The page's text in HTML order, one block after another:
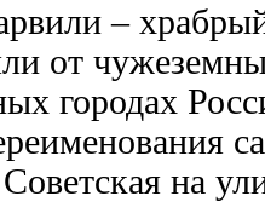
–
от
городах
на